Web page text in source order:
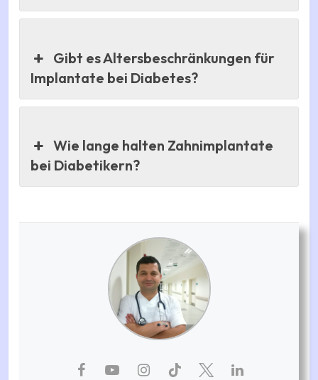
Gibt es Altersbeschränkungen für
Implantate bei Diabetes?
Wie lange halten Zahnimplantate
bei Diabetikern?